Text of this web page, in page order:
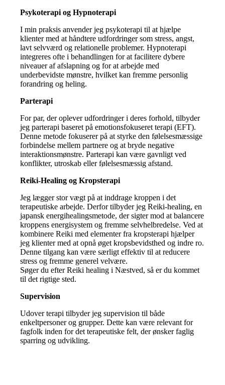
Psykoterapi og Hypnoterapi
I min praksis anvender jeg psykoterapi til at hjælpe
klienter med at håndtere udfordringer som stress, angst,
lavt selvværd og relationelle problemer. Hypnoterapi
integreres ofte i behandlingen for at facilitere dybere
niveauer af afslapning og for at arbejde med
underbevidste mønstre, hvilket kan fremme personlig
forandring og heling.
Parterapi
For par, der oplever udfordringer i deres forhold, tilbyder
jeg parterapi baseret på emotionsfokuseret terapi (EFT).
Denne metode fokuserer på at styrke den følelsesmæssige
forbindelse mellem partnere og at bryde negative
interaktionsmønstre. Parterapi kan være gavnligt ved
konflikter, utroskab eller følelsesmæssig afstand.
Reiki-Healing og Kropsterapi
Jeg lægger stor vægt på at inddrage kroppen i det
terapeutiske arbejde. Derfor tilbyder jeg Reiki-healing, en
japansk energihealingsmetode, der sigter mod at balancere
kroppens energisystem og fremme selvhelbredelse. Ved at
kombinere Reiki med elementer fra kropsterapi hjælper
jeg klienter med at opnå øget kropsbevidsthed og indre ro.
Denne tilgang kan være særligt effektiv til at reducere
stress og fremme generel velvære.
Søger du efter Reiki healing i Næstved, så er du kommet
til det rigtige sted.
Supervision
Udover terapi tilbyder jeg supervision til både
enkeltpersoner og grupper. Dette kan være relevant for
fagfolk inden for det terapeutiske felt, der ønsker faglig
sparring og udvikling.